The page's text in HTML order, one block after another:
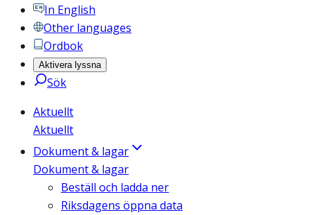
In English
Other languages
Ordbok
Aktivera lyssna
Sök
Aktuellt
Aktuellt
Dokument & lagar
Dokument & lagar
Beställ och ladda ner
Riksdagens öppna data